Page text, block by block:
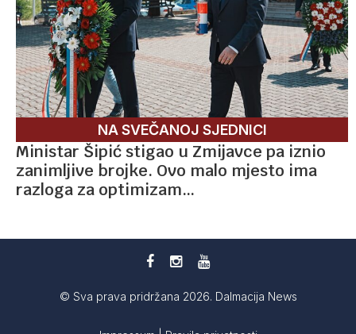
NA SVEČANOJ SJEDNICI
Ministar Šipić stigao u Zmijavce pa iznio
zanimljive brojke. Ovo malo mjesto ima
razloga za optimizam…
© Sva prava pridržana 2026. Dalmacija News